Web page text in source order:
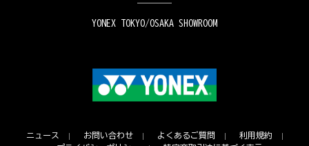
YONEX TOKYO/OSAKA SHOWROOM
ニュース お問い合わせ よくあるご質問
利用規約